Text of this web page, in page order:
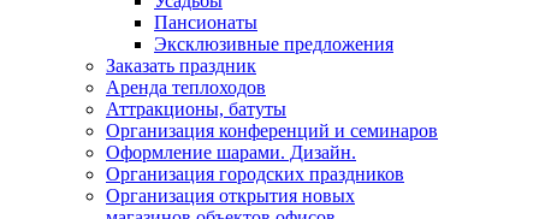
Пансионаты
Эксклюзивные предложения
Заказать праздник
Аренда теплоходов
Аттракционы, батуты
Организация конференций и семинаров
Оформление шарами. Дизайн.
Организация городских праздников
Организация открытия новых